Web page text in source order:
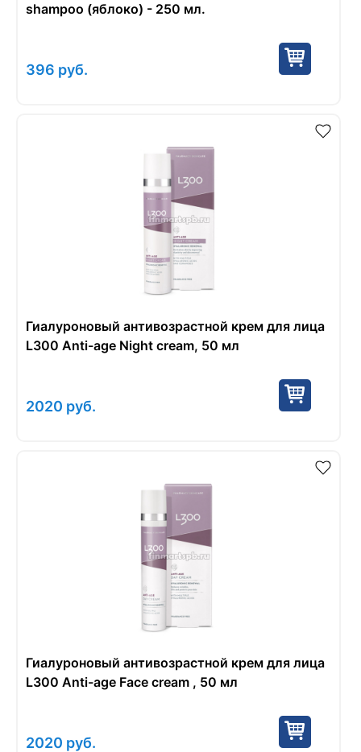
shampoo (яблоко) - 250 мл.
396 руб.
Гиалуроновый антивозрастной крем для лица
L300 Anti-age Night cream, 50 мл
2020 руб.
Гиалуроновый антивозрастной крем для лица
L300 Anti-age Face cream , 50 мл
2020 руб.